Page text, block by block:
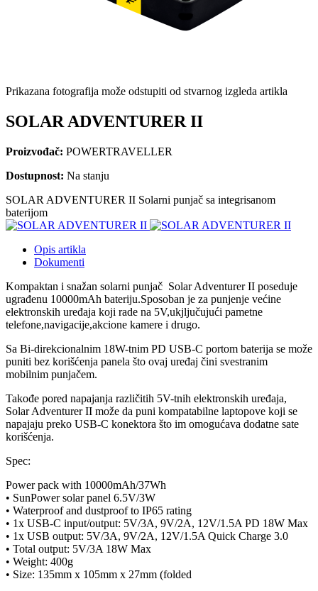
Prikazana fotografija može odstupiti od stvarnog izgleda artikla
SOLAR ADVENTURER II
Proizvođač: POWERTRAVELLER
Dostupnost: Na stanju
SOLAR ADVENTURER II Solarni punjač sa integrisanom
baterijom
Opis artikla
Dokumenti
Kompaktan i snažan solarni punjač Solar Adventurer II poseduje
ugrađenu 10000mAh bateriju.Sposoban je za punjenje većine
elektronskih uređaja koji rade na 5V,ukjljučujući pametne
telefone,navigacije,akcione kamere i drugo.
Sa Bi-direkcionalnim 18W-tnim PD USB-C portom baterija se može
puniti bez korišćenja panela što ovaj uređaj čini svestranim
mobilnim punjačem.
Takođe pored napajanja različitih 5V-tnih elektronskih uređaja,
Solar Adventurer II može da puni kompatabilne laptopove koji se
napajaju preko USB-C konektora što im omogućava dodatne sate
korišćenja.
Spec:
Power pack with 10000mAh/37Wh
• SunPower solar panel 6.5V/3W
• Waterproof and dustproof to IP65 rating
• 1x USB-C input/output: 5V/3A, 9V/2A, 12V/1.5A PD 18W Max
• 1x USB output: 5V/3A, 9V/2A, 12V/1.5A Quick Charge 3.0
• Total output: 5V/3A 18W Max
• Weight: 400g
• Size: 135mm x 105mm x 27mm (folded